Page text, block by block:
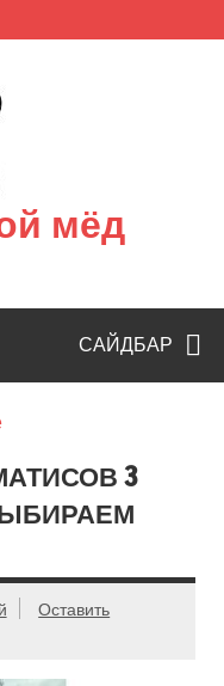
мёд
САЙДБАР
3
Оставить